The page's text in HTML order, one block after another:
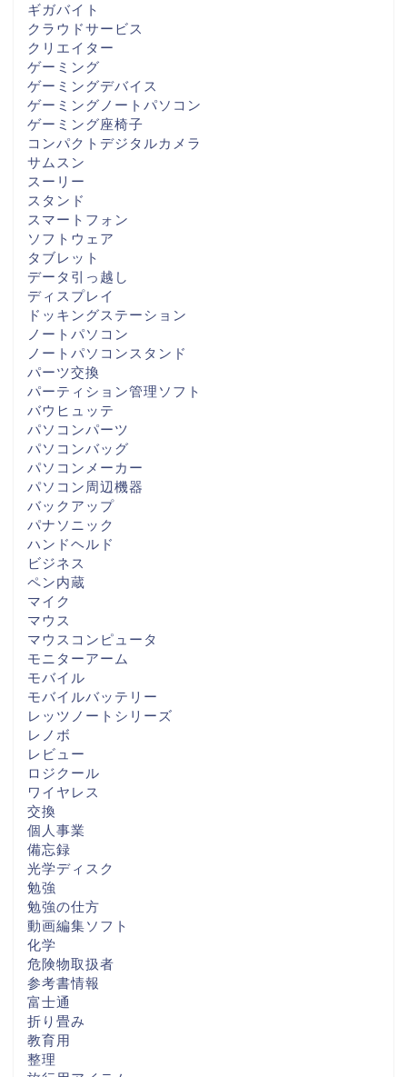
ギガバイト
クラウドサービス
クリエイター
ゲーミング
ゲーミングデバイス
ゲーミングノートパソコン
ゲーミング座椅子
コンパクトデジタルカメラ
サムスン
スーリー
スタンド
スマートフォン
ソフトウェア
タブレット
データ引っ越し
ディスプレイ
ドッキングステーション
ノートパソコン
ノートパソコンスタンド
パーツ交換
パーティション管理ソフト
バウヒュッテ
パソコンパーツ
パソコンバッグ
パソコンメーカー
パソコン周辺機器
バックアップ
パナソニック
ハンドヘルド
ビジネス
ペン内蔵
マイク
マウス
マウスコンピュータ
モニターアーム
モバイル
モバイルバッテリー
レッツノートシリーズ
レノボ
レビュー
ロジクール
ワイヤレス
交換
個人事業
備忘録
光学ディスク
勉強
勉強の仕方
動画編集ソフト
化学
危険物取扱者
参考書情報
富士通
折り畳み
教育用
整理